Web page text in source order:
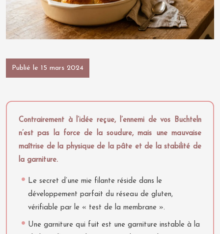
Publié le 15 mars 2024
Contrairement à l’idée reçue, l’ennemi de vos Buchteln
n’est pas la force de la soudure, mais une mauvaise
maîtrise de la physique de la pâte et de la stabilité de
la garniture.
Le secret d’une mie filante réside dans le
développement parfait du réseau de gluten,
vérifiable par le « test de la membrane ».
Une garniture qui fuit est une garniture instable à la